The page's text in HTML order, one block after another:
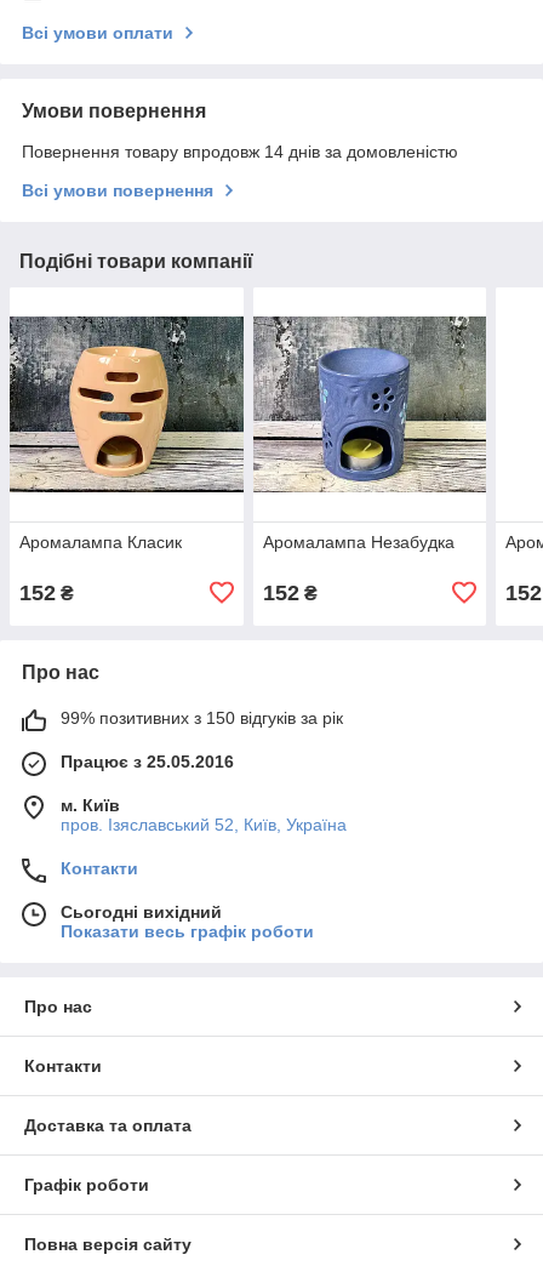
Всі умови оплати
Умови повернення
Повернення товару впродовж 14 днів за домовленістю
Всі умови повернення
Подібні товари компанії
Аромалампа Класик
152 ₴
Аромалампа Незабудка
152₴ 152
Про нас
99% позитивних з 150 відгуків за рік
Працює з 25.05.2016
м. Київ
пров. Ізяславський 52, Київ, Україна
Контакти
Сьогодні вихідний
Показати весь графік роботи
Про нас
Контакти
Доставка та оплата
Графік роботи
Повна версія сайту